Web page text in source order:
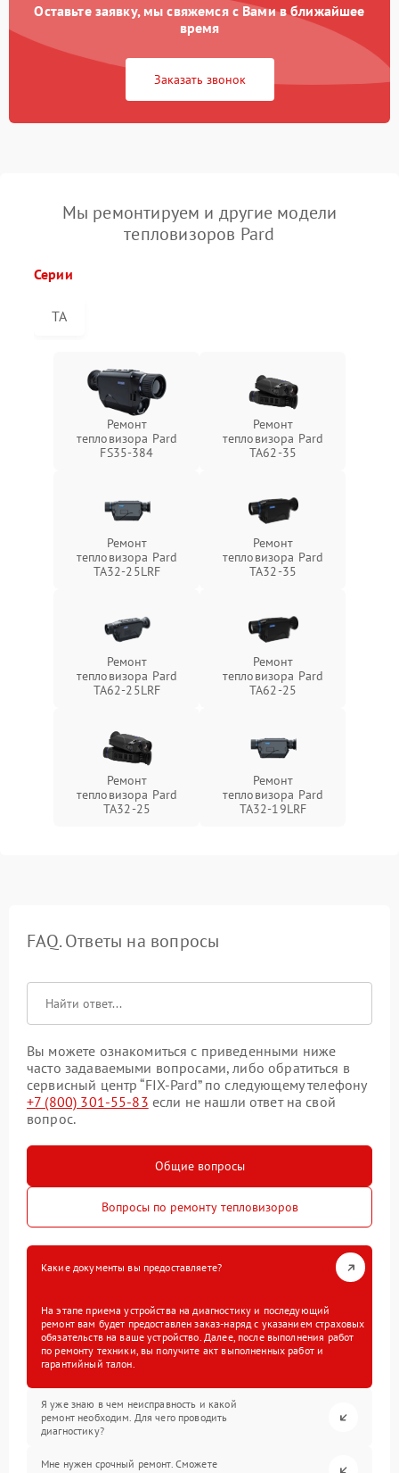
Оставьте заявку, мы свяжемся с Вами в ближайшее
время
Заказать звонок
Мы ремонтируем и другие модели
тепловизоров Pard
Серии
TA
Ремонт
тепловизора Pard
FS35-384
Ремонт
тепловизора Pard
TA62-35
Ремонт
тепловизора Pard
TA32-25LRF
Ремонт
тепловизора Pard
TA32-35
Ремонт
тепловизора Pard
TA62-25LRF
Ремонт
тепловизора Pard
TA62-25
Ремонт
тепловизора Pard
TA32-25
Ремонт
тепловизора Pard
TA32-19LRF
FAQ. Ответы на вопросы
Вы можете ознакомиться с приведенными ниже
часто задаваемыми вопросами, либо обратиться в
сервисный центр “FIX-Pard” по следующему телефону
+7 (800) 301-55-83 если не нашли ответ на свой
вопрос.
Общие вопросы
Вопросы по ремонту тепловизоров
Какие документы вы предоставляете?
На этапе приема устройства на диагностику и последующий
ремонт вам будет предоставлен заказ-наряд с указанием страховых
обязательств на ваше устройство. Далее, после выполнения работ
по ремонту техники, вы получите акт выполненных работ и
гарантийный талон.
Я уже знаю в чем неисправность и какой
ремонт необходим. Для чего проводить
диагностику?
Мне нужен срочный ремонт. Сможете